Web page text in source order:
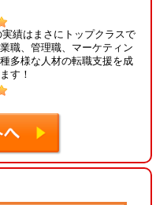
績はまさにトップクラスで
職、管理職、マーケティン
多様な人材の転職支援を成
す！